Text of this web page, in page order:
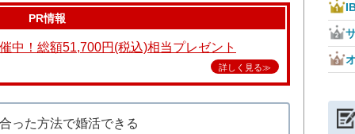
PR情報
中！総額51,700円(税込)相当プレゼント
詳しく見る≫
った方法で婚活できる